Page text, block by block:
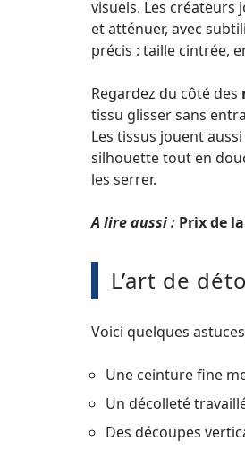
visuels. Les créateurs
et atténuer, avec
précis : taille cintrée,
Regardez du côté des
tissu glisser sans
Les tissus jouent
silhouette tout en
les serrer.
A lire aussi : Prix de
L’art de
Voici quelques
Une ceinture fine
Un décolleté
Des découpes